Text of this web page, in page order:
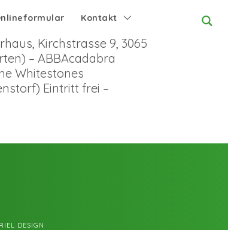
Kontakt
Kirchstrasse 9, 3065
– ABBAcadabra
Whitestones
Eintritt frei –
DESIGN